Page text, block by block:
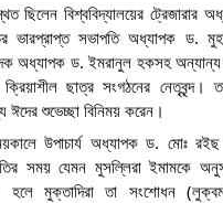
ছিলেন বিশ্ববিদ্যালয়ের ট্রেজারার
ভারপ্রাপ্ত সভাপতি অধ্যাপক ড.
অধ্যাপক ড. ইমরানুল হকসহ অন্যান্য
ছাত্র সংগঠনের নেতৃবৃন্দ।
ঈদের শুভেচ্ছা বিনিময় করেন।
উপাচার্য অধ্যাপক ড. মোঃ
সময় যেমন মুসল্লিরা ইমামকে
মুক্তাদিরা তা সংশোধন